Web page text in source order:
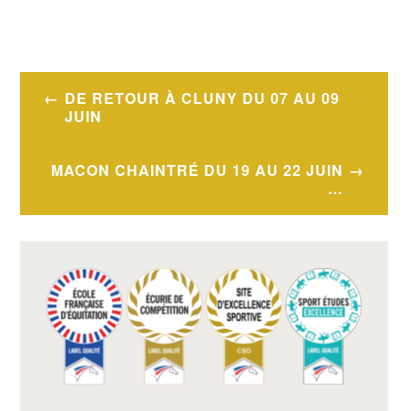
Navigation
l’article
DE RETOUR À CLUNY DU 07 AU 09
JUIN
MACON CHAINTRÉ DU 19 AU 22 JUIN
…